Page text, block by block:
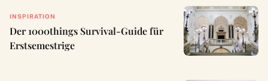
INSPIRATION
Der 1000things Survival-Guide für
Erstsemestrige